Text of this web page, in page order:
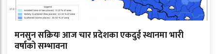
मनसुन सक्रियः आज चार प्रदेशका एकदुई स्थानमा भारी
वर्षाको सम्भावना